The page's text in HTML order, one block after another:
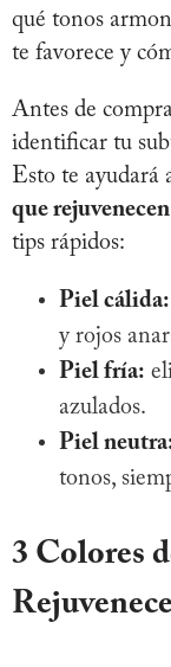
qué tonos
te favorece y
Antes de
identificar tu
Esto te ayudará
que rejuvenecen
tips rápidos:
Piel cálida:
y rojos
Piel fría:
azulados.
Piel
tonos,
3 Colores